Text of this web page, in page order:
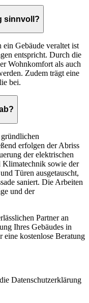
sinnvoll?
Gebäude veraltet ist
entspricht. Durch die
Wohnkomfort als auch
Zudem trägt eine
bei.
erfolgen der Abriss
der elektrischen
Klimatechnik sowie der
Türen ausgetauscht,
saniert. Die Arbeiten
und der
Partner an
Ihres Gebäudes in
kostenlose Beratung
Datenschutzerklärung